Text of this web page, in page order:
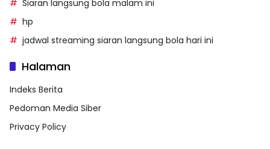
Siaran langsung bola malam ini
hp
jadwal streaming siaran langsung bola hari ini
Halaman
Indeks Berita
Pedoman Media Siber
Privacy Policy